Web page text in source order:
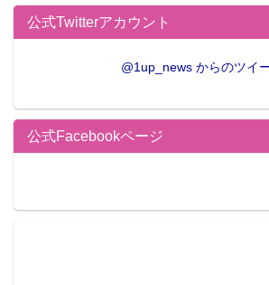
公式Twitterアカウント
@1up_news からのツイ
公式Facebookページ